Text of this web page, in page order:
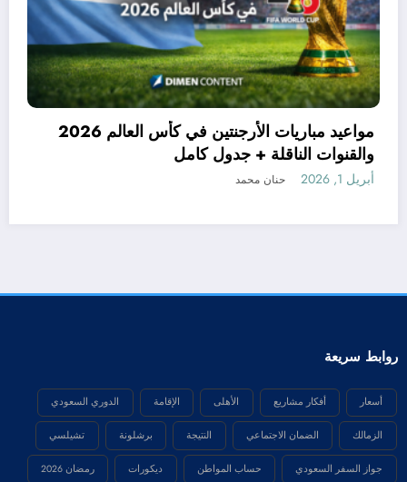
الدول المشاركه في كاس العالم 2026 حتى الآن |
رسميًا
حنان محمد
أسعار
الزمالك الضمان الاجتماعي تشيلسي
جواز السفر السعودي حساب المواطن ديكورات رمضان 2026
ريال مدريد كأس الامم الافريقية ليدز يونايتد ليفربول